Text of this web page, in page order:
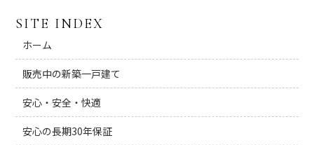
SITE INDEX
ホーム
販売中の新築一戸建て
安心・安全・快適
安心の長期30年保証